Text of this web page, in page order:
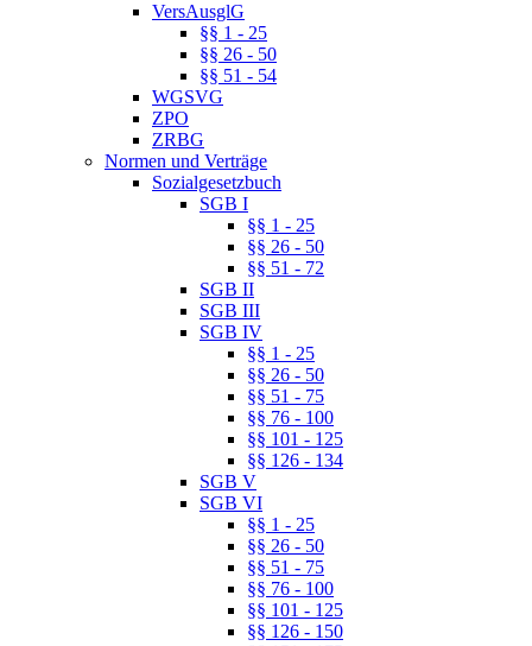
VersAusglG
§§ 1 - 25
§§ 26 - 50
§§ 51 - 54
WGSVG
ZPO
ZRBG
Normen und Verträge
Sozialgesetzbuch
SGB I
§§ 1 - 25
§§ 26 - 50
§§ 51 - 72
SGB II
SGB III
SGB IV
§§ 1 - 25
§§ 26 - 50
§§ 51 - 75
§§ 76 - 100
§§ 101 - 125
§§ 126 - 134
SGB V
SGB VI
§§ 1 - 25
§§ 26 - 50
§§ 51 - 75
§§ 76 - 100
§§ 101 - 125
§§ 126 - 150